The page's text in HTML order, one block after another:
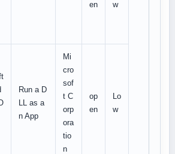
en w
Run a D
LL as a
n App
Mi
cro
sof
t C
orp
ora
tio
n
op
en
Lo
w